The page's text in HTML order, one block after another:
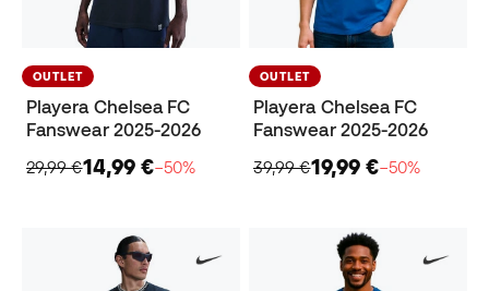
OUTLET
Playera Chelsea FC
Fanswear 2025-2026
29,99 €14,99 €−50%
OUTLET
Playera Chelsea FC
Fanswear 2025-2026
39,99 €19,99 €−50%